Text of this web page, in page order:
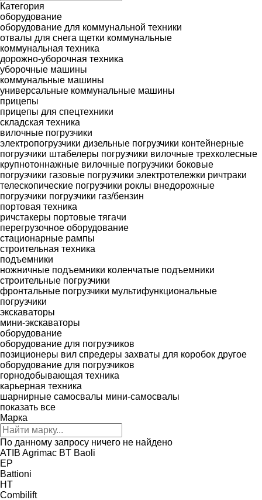
Категория
оборудование
оборудование для коммунальной техники
отвалы для снега щетки коммунальные
коммунальная техника
дорожно-уборочная техника
уборочные машины
коммунальные машины
универсальные коммунальные машины
прицепы
прицепы для спецтехники
складская техника
вилочные погрузчики
электропогрузчики дизельные погрузчики контейнерные
погрузчики штабелеры погрузчики вилочные трехколесные
крупнотоннажные вилочные погрузчики боковые
погрузчики газовые погрузчики электротележки ричтраки
телескопические погрузчики роклы внедорожные
погрузчики погрузчики газ/бензин
портовая техника
ричстакеры портовые тягачи
перегрузочное оборудование
стационарные рампы
строительная техника
подъемники
ножничные подъемники коленчатые подъемники
строительные погрузчики
фронтальные погрузчики мультифункциональные
погрузчики
экскаваторы
мини-экскаваторы
оборудование
оборудование для погрузчиков
позиционеры вил спредеры захваты для коробок другое
оборудование для погрузчиков
горнодобывающая техника
карьерная техника
шарнирные самосвалы мини-самосвалы
показать все
Марка
По данному запросу ничего не найдено
ATIB Agrimac BT Baoli
EP
Battioni
HT
Combilift